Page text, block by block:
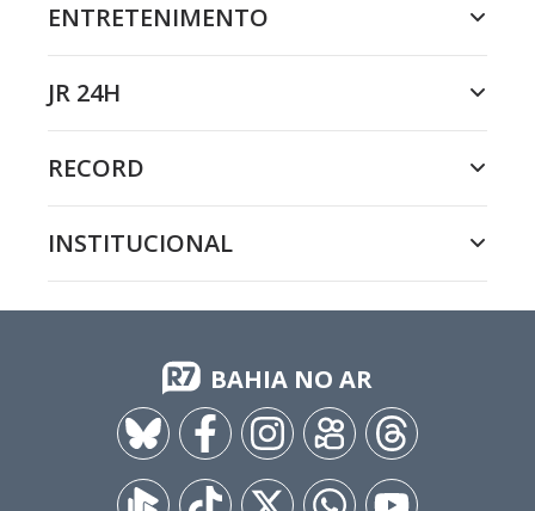
ENTRETENIMENTO
JR 24H
RECORD
INSTITUCIONAL
BAHIA NO AR